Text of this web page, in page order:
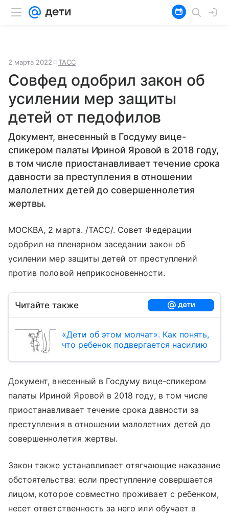
2 марта 2022 ТАСС
Совфед одобрил закон об
усилении мер защиты
детей от педофилов
Документ, внесенный в Госдуму вице-
спикером палаты Ириной Яровой в 2018 году,
в том числе приостанавливает течение срока
давности за преступления в отношении
малолетних детей до совершеннолетия
жертвы.
МОСКВА, 2 марта. /ТАСС/. Совет Федерации
одобрил на пленарном заседании закон об
усилении мер защиты детей от преступлений
против половой неприкосновенности.
Читайте также
«Дети об этом молчат». Как понять,
что ребенок подвергается насилию
Документ, внесенный в Госдуму вице-спикером
палаты Ириной Яровой в 2018 году, в том числе
приостанавливает течение срока давности за
преступления в отношении малолетних детей до
совершеннолетия жертвы.
Закон также устанавливает отягчающие наказание
обстоятельства: если преступление совершается
лицом, которое совместно проживает с ребенком,
несет ответственность за него или обучает в